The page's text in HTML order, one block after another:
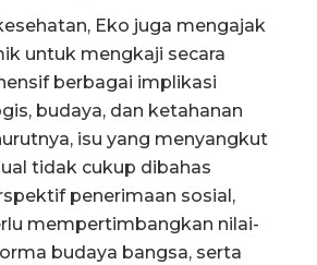
Eko juga mengajak
untuk mengkaji secara
berbagai implikasi
budaya, dan ketahanan
isu yang menyangkut
tidak cukup dibahas
penerimaan sosial,
mempertimbangkan nilai-
budaya bangsa, serta